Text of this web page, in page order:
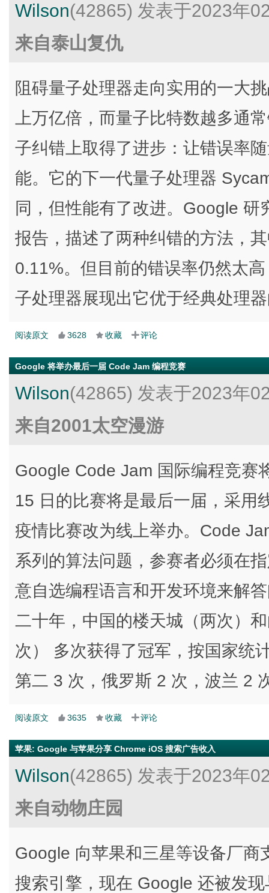
Wilson(42865) 发表于2023年
来自泰山复仇
阻碍量子处理器走向实用的一大
上万亿倍，而量子比特数越多通
子纠错上取得了进步：让错误率
能。它的下一代量子处理器
同，但性能有了改进。Google
报告，描述了两种纠错的方法，
0.11%。但目前的错误率仍然太
子处理器展现出它优于经典处理
阅读原文 3628 收藏 评论
Google 将举办最后一届 Code Jam 编程竞赛
Wilson(42865) 发表于2023年
来自2001太空漫游
Google Code Jam 国际编程竞赛
15 日的比赛将是最后一届，采用
疫情比赛改为线上举办。Code
系列的算法问题，参赛者必须在
意自选编程语言和开发环境来解
二十年，中国的楼天城（两次）
次） 多次获得了冠军，按国家统
第二 3 次，俄罗斯 2 次，波兰 2
阅读原文 3635 收藏 评论
苹果: Google 与苹果分享 Chrome iOS 搜索广告收入
Wilson(42865) 发表于2023年
来自动物庄园
Google 向苹果和三星等设备厂
搜索引擎，现在 Google 还被发